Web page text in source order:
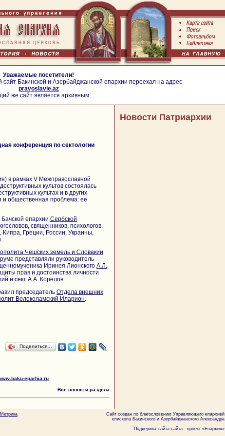
Уважаемые посетители!
Бакинской и Азербайджанской епархии переехал на адрес
pravoslavie.az
же сайт является архивным.
конференция по сектологии
в рамках V Межправославной
культов состоялась
культах и в других
и общественная проблема: ее
епархии Сербской
священников, психологов,
Кипра, Греции, России, Украины,
Чешских земель и Словакии
представляли руководитель
Иринея Лионского А.Л.
прав и достоинства личности
и сект А.А. Корелов.
председатель Отдела внешних
Волоколамский Иларион.
Поделиться…
eparhia.ru
Все новости раздела
Новости Патриархии
Сайт создан по благословению Управляющего епархией
епископа Бакинского и Азербайджанского Александра
Поддержка сайта сайта - проект «Епархия»